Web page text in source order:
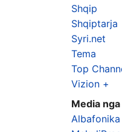
Shqip
Shqiptarja
Syri.net
Tema
Top
Vizion +
Media
Albafonika